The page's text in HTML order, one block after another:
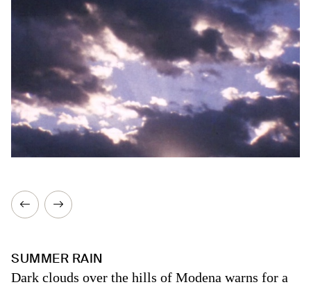
SUMMER RAIN
Dark clouds over the hills of Modena warns for a